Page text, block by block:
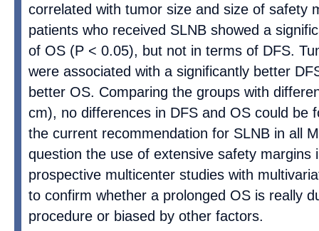
correlated with tumor size and size of safety
patients who received SLNB showed a
of OS (P < 0.05), but not in terms of DFS.
were associated with a significantly better
better OS. Comparing the groups with
cm), no differences in DFS and OS could be
the current recommendation for SLNB in all
question the use of extensive safety margins
prospective multicenter studies with
to confirm whether a prolonged OS is really
procedure or biased by other factors.